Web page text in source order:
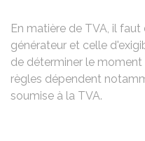
En matière de TVA, il
générateur et celle
de déterminer le
règles dépendent
soumise à la TVA.